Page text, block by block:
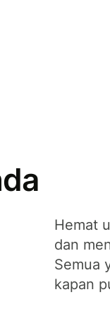
Hemat
dan
Semua
kapan